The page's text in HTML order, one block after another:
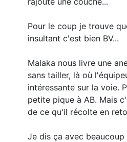
Pour le coup je trouve
insultant c'est bien BV...
Malaka nous livre une
sans tailler, là où
intéressante sur la voie.
petite pique à AB. Mais
de ce qu'il récolte en
Je dis ça avec